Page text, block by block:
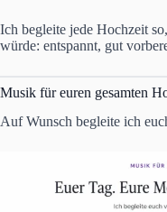
Ich begleite jede Hochzeit
würde: entspannt, gut
Musik für euren gesamten
Auf Wunsch begleite ich